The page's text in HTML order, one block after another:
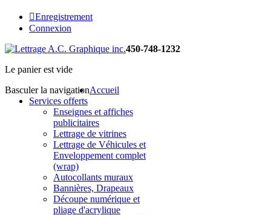
Enregistrement
Connexion
450-748-1232
Le panier est vide
Basculer la navigationAccueil
Services offerts
Enseignes et affiches
publicitaires
Lettrage de vitrines
Lettrage de Véhicules et
Enveloppement complet
(wrap)
Autocollants muraux
Bannières, Drapeaux
Découpe numérique et
pliage d'acrylique